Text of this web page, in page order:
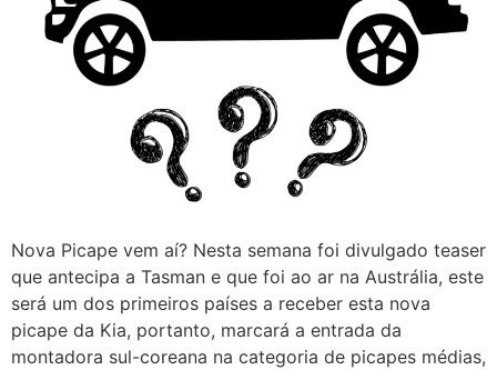
Nova Picape vem aí? Nesta semana foi divulgado teaser
que antecipa a Tasman e que foi ao ar na Austrália, este
será um dos primeiros países a receber esta nova
picape da Kia, portanto, marcará a entrada da
montadora sul-coreana na categoria de picapes médias,